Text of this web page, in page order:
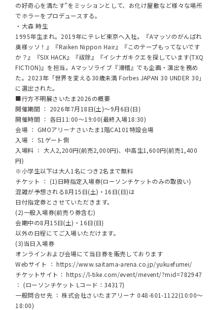
の好奇心を満たす”をミッションとして、お化け屋敷など様々な場所
でホラーをプロデュースする。
・大森 時生
1995年生まれ。2019年にテレビ東京へ入社。『Aマッソのがんばれ
奥様ッソ！』『Raiken Nippon Hair』『このテープもってないです
か？』『SIX HACK』『祓除』『イシナガキクエを探しています(TXQ
FICTION)』を担当。Aマッソライブ『滑稽』でも企画・演出を務め
た。2023年「世界を変える30歳未満 Forbes JAPAN 30 UNDER 30」
に選出された。
■行方不明展さいたま2026の概要
開催期間 ： 2026年7月18日(土)～9月6日(日)
開催時間 ： 各日11:00～19:00(最終入場18:30)
会場 ： GMOアリーナさいたま1階CA101特設会場
入場 ： S1ゲート側
入場料 ： 大人2,200円(前売2,000円)、中高生1,600円(前売1,400
円)
※小学生以下は大人1名につき2名まで無料
チケット ： (1)日時指定入場券(ローソンチケットのみの取扱い)
混雑が予想される8月15日(土)・16日(日)は
日付指定券とさせていただきます。
(2)一般入場券(前売り券含む)
会期中の8月15日(土)・16日(日)
以外の日程にてご入場いただけます。
(3)当日入場券
オンラインおよび会場にて当日券を販売しております
Webサイト ：https://www.saitama-arena.co.jp/yukuefumei/
チケットサイト：https://l-tike.com/event/mevent/?mid=782947
： (ローソンチケット Lコード：34317)
一般問合せ先 ： 株式会社さいたまアリーナ 048-601-1122(10:00～
18:00)